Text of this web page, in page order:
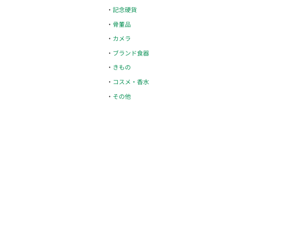
記念硬貨
骨董品
カメラ
ブランド食器
きもの
コスメ・香水
その他